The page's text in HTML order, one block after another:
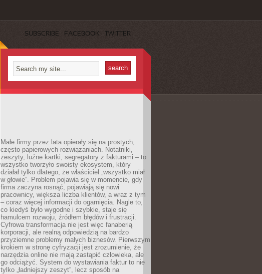
SUBSCRIBE FACEBOOK TWITTER
Małe firmy przez lata opierały się na prostych,
często papierowych rozwiązaniach. Notatniki,
zeszyty, luźne kartki, segregatory z fakturami – to
wszystko tworzyło swoisty ekosystem, który
działał tylko dlatego, że właściciel „wszystko miał
w głowie”. Problem pojawia się w momencie, gdy
firma zaczyna rosnąć, pojawiają się nowi
pracownicy, większa liczba klientów, a wraz z tym
– coraz więcej informacji do ogarnięcia. Nagle to,
co kiedyś było wygodne i szybkie, staje się
hamulcem rozwoju, źródłem błędów i frustracji.
Cyfrowa transformacja nie jest więc fanaberią
korporacji, ale realną odpowiedzią na bardzo
przyziemne problemy małych biznesów. Pierwszym
krokiem w stronę cyfryzacji jest zrozumienie, że
narzędzia online nie mają zastąpić człowieka, ale
go odciążyć. System do wystawiania faktur to nie
tylko „ładniejszy zeszyt”, lecz sposób na